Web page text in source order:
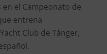
el Campeonato de
entrena
Club de Tánger,